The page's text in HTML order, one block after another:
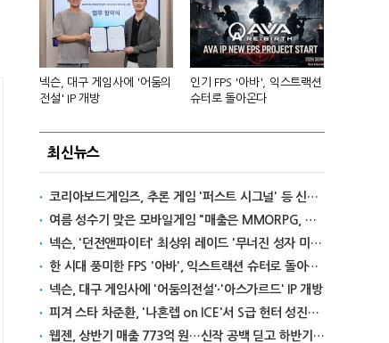
넥슨, 대구 게임사에 '어둠의
전설' IP 개방
인기 FPS '아바', 익스트랙션
슈터로 돌아온다
최신뉴스
코리아보드게임즈, 추론 게임 '퍼스트 시그널' 등 신작 보드게임 4종 출시
여름 성수기 맞은 모바일게임 "매출은 MMORPG, 인기는 캐주얼"
넥슨, '던전앤파이터' 최상위 레이드 '무너진 성자 미카엘라' 업데이트
한 시대 풍미한 FPS '아바', 익스트랙션 슈터로 돌아온다
넥슨, 대구 게임사에 '어둠의전설'·'아스가르드' IP 개방
피겨 스타 차준환, '나혼렙 on ICE'서 S급 헌터 성진우로 변신
웹젠, 상반기 매출 773억 원…신작 공백 딛고 하반기 반전 노린다